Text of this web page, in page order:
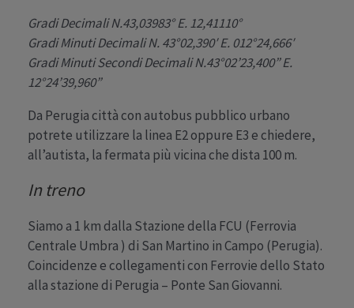
Gradi Decimali N.43,03983° E. 12,41110°
Gradi Minuti Decimali N. 43°02,390′ E. 012°24,666′
Gradi Minuti Secondi Decimali N.43°02’23,400” E.
12°24’39,960”
Da Perugia città con autobus pubblico urbano
potrete utilizzare la linea E2 oppure E3 e chiedere,
all’autista, la fermata più vicina che dista 100 m.
In treno
Siamo a 1 km dalla Stazione della FCU (Ferrovia
Centrale Umbra ) di San Martino in Campo (Perugia).
Coincidenze e collegamenti con Ferrovie dello Stato
alla stazione di Perugia – Ponte San Giovanni.